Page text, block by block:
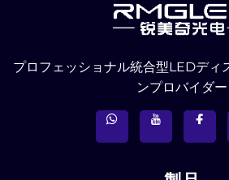
プロフェッショナル統合型LEDディ
ンプロバイダー